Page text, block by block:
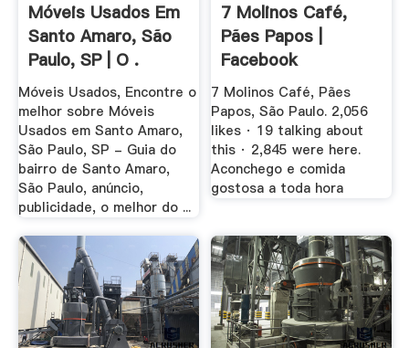
Móveis Usados Em
Santo Amaro, São
Paulo, SP | O .
Móveis Usados, Encontre o
melhor sobre Móveis
Usados em Santo Amaro,
São Paulo, SP - Guia do
bairro de Santo Amaro,
São Paulo, anúncio,
publicidade, o melhor do ...
7 Molinos Café,
Pães Papos |
Facebook
7 Molinos Café, Pães
Papos, São Paulo. 2,056
likes · 19 talking about
this · 2,845 were here.
Aconchego e comida
gostosa a toda hora